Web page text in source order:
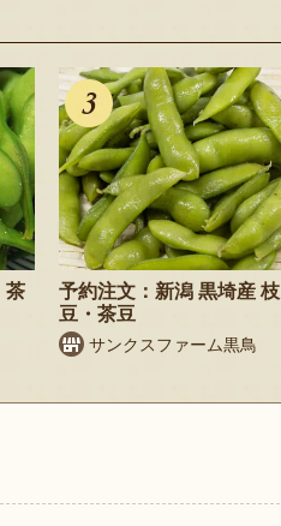
茶
予約注文：新潟 黒埼産 枝
豆・茶豆
サンクスファーム黒鳥